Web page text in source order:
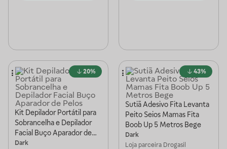
20%
Kit Depilador Portátil para
Sobrancelha e Depilador
Facial Buço Aparador de
Pelos
Dark
43%
Sutiã Adesivo Fita Levanta
Peito Seios Mamas Fita
Boob Up 5 Metros Bege
Dark
Loja parceira Drogasil